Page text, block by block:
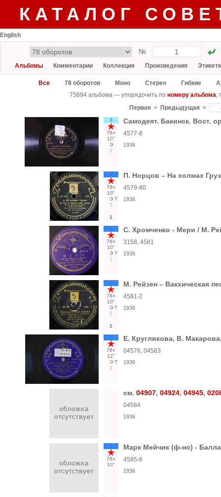
КАТАЛОГ
English
№
Альбомы Комментарии Коллекция Произведения
Все 78 оборотов Моно Стерео Гибкие
75694 альбома — упорядочить по номеру альбома,
Первая « Предыдущая «
3
78○
10"
Э
1
Самодеят. Бакинск. Вост.
4577-8
1936
1
78○
10"
Э Т
5
1
П. Норцов – На холмах
4579-80
1936
1
78○
10"
Э Т
1
С. Хромченко - Мери / М.
3158, 4581
1936
1
78○
10"
Э Т
2
1
М. Рейзен – Вакхическая
4581-2
1936
1
78○
12"
Э Т
1
Е. Кругликова, В.
04576, 04583
1936
см. 04907, 04924, 04945,
04584
1936
1
78○
10"
Марк Мейчик (ф-но) -
4585-6
1936